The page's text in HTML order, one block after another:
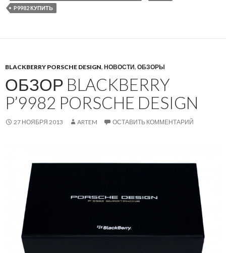
P9982 КУПИТЬ
BLACKBERRY PORSCHE DESIGN, НОВОСТИ, ОБЗОРЫ
ОБЗОР BLACKBERRY
P’9982 PORSCHE DESIGN
27 НОЯБРЯ 2013 ARTEM ОСТАВИТЬ КОММЕНТАРИЙ